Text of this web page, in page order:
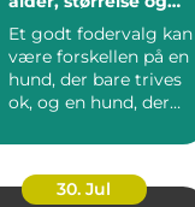
Et godt fodervalg kan
være forskellen på en
hund, der bare trives
ok, og en hund, der
30. Jul